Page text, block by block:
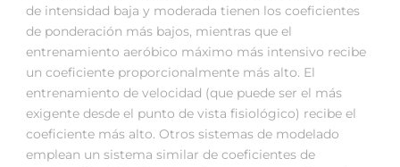
de intensidad baja y moderada tienen los coeficientes
de ponderación más bajos, mientras que el
entrenamiento aeróbico máximo más intensivo recibe
un coeficiente proporcionalmente más alto. El
entrenamiento de velocidad (que puede ser el más
exigente desde el punto de vista fisiológico) recibe el
coeficiente más alto. Otros sistemas de modelado
emplean un sistema similar de coeficientes de